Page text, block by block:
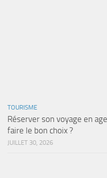
TOURISME
Réserver son voyage en
faire le bon choix ?
JUILLET 30, 2026